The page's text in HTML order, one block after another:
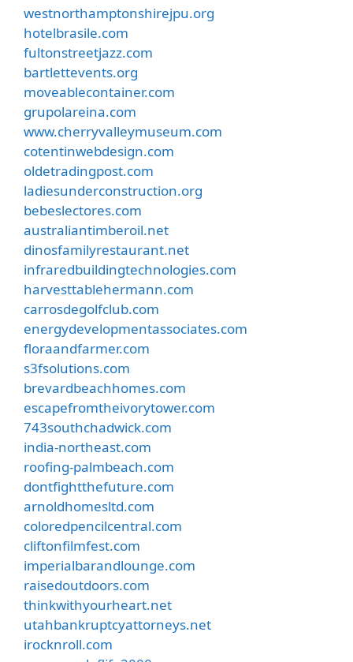
westnorthamptonshirejpu.org
hotelbrasile.com
fultonstreetjazz.com
bartlettevents.org
moveablecontainer.com
grupolareina.com
www.cherryvalleymuseum.com
cotentinwebdesign.com
oldetradingpost.com
ladiesunderconstruction.org
bebeslectores.com
australiantimberoil.net
dinosfamilyrestaurant.net
infraredbuildingtechnologies.com
harvesttablehermann.com
carrosdegolfclub.com
energydevelopmentassociates.com
floraandfarmer.com
s3fsolutions.com
brevardbeachhomes.com
escapefromtheivorytower.com
743southchadwick.com
india-northeast.com
roofing-palmbeach.com
dontfightthefuture.com
arnoldhomesltd.com
coloredpencilcentral.com
cliftonfilmfest.com
imperialbarandlounge.com
raisedoutdoors.com
thinkwithyourheart.net
utahbankruptcyattorneys.net
irocknroll.com